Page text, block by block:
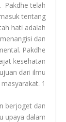
Pakdhe telah
tentang
hati adalah
dan
Pakdhe
kesehatan
dari ilmu
1
berjoget dan
upaya dalam